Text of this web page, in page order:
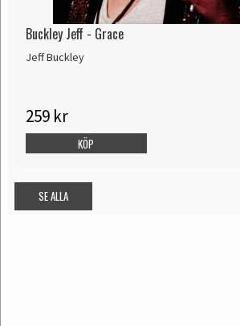
Buckley Jeff - Grace
Jeff Buckley
259 kr
KÖP
SE ALLA